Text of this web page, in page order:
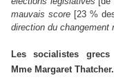
mauvais score [23 %
direction du changement
Les socialistes
Mme Margaret